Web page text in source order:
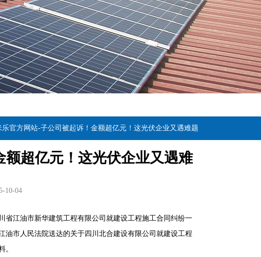
乐官方网站-子公司被起诉！金额超亿元！这光伏企业又遇难题
超亿元！这光伏企业又遇难
10-04
江油市新华建筑工程有限公司就建设工程施工合同纠纷一
市人民法院送达的关于四川北合建设有限公司就建设工程
。